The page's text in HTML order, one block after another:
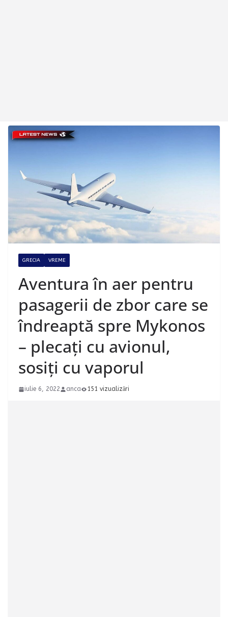
GRECIA VREME
Aventura în aer pentru
pasagerii de zbor care se
îndreaptă spre Mykonos
– plecați cu avionul,
sosiți cu vaporul
iulie 6, 2022 anca 151 vizualizări